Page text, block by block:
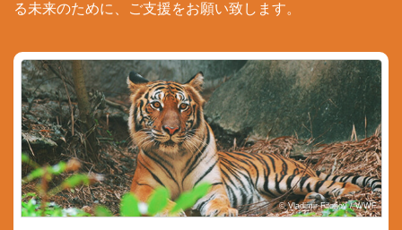
る未来のために、ご支援をお願い致します。
© Vladimir Filonov / WWF